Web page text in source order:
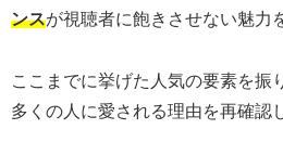
ンスが視聴者に飽きさせない魅力
ここまでに挙げた人気の要素を振
多くの人に愛される理由を再確認